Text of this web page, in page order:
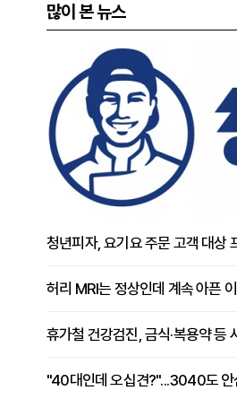
많이 본 뉴스
청년피자, 요기요 주문 고객 대상